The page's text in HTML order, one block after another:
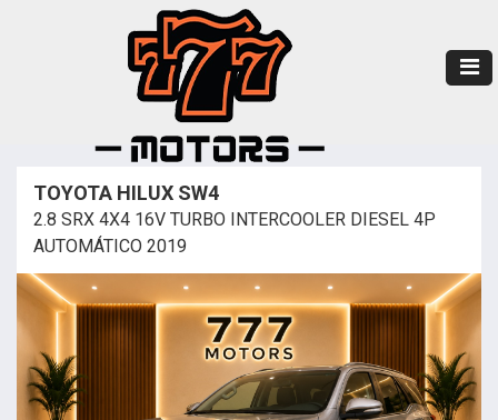
TOYOTA HILUX SW4
2.8 SRX 4X4 16V TURBO INTERCOOLER DIESEL 4P
AUTOMÁTICO 2019